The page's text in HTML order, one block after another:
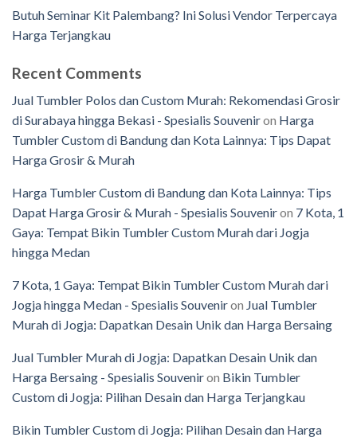
Butuh Seminar Kit Palembang? Ini Solusi Vendor Terpercaya
Harga Terjangkau
Recent Comments
Jual Tumbler Polos dan Custom Murah: Rekomendasi Grosir
di Surabaya hingga Bekasi - Spesialis Souveniron Harga
Tumbler Custom di Bandung dan Kota Lainnya: Tips Dapat
Harga Grosir & Murah
Harga Tumbler Custom di Bandung dan Kota Lainnya: Tips
Dapat Harga Grosir & Murah - Spesialis Souveniron 7 Kota, 1
Gaya: Tempat Bikin Tumbler Custom Murah dari Jogja
hingga Medan
7 Kota, 1 Gaya: Tempat Bikin Tumbler Custom Murah dari
Jogja hingga Medan - Spesialis Souveniron Jual Tumbler
Murah di Jogja: Dapatkan Desain Unik dan Harga Bersaing
Jual Tumbler Murah di Jogja: Dapatkan Desain Unik dan
Harga Bersaing - Spesialis Souveniron Bikin Tumbler
Custom di Jogja: Pilihan Desain dan Harga Terjangkau
Bikin Tumbler Custom di Jogja: Pilihan Desain dan Harga